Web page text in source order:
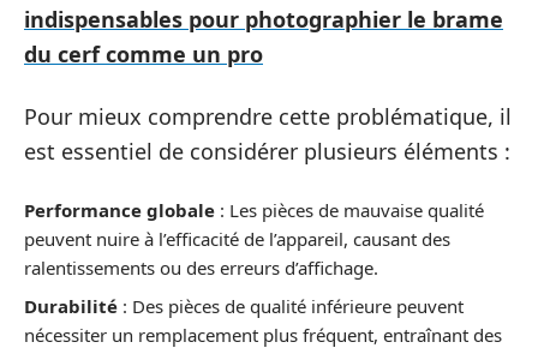
indispensables pour photographier le brame
du cerf comme un pro
Pour mieux comprendre cette problématique, il
est essentiel de considérer plusieurs éléments :
Performance globale : Les pièces de mauvaise qualité
peuvent nuire à l’efficacité de l’appareil, causant des
ralentissements ou des erreurs d’affichage.
Durabilité : Des pièces de qualité inférieure peuvent
nécessiter un remplacement plus fréquent, entraînant des